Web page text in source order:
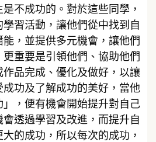
不成功的。對於這些同學，
習活動，讓他們從中找到自
，並提供多元機會，讓他們
重要是引領他們、協助他們
品完成、優化及做好，以讓
功及了解成功的美好，當他
，便有機會開始提升對自己
透過學習及改進，而提升自
的成功，所以每次的成功，